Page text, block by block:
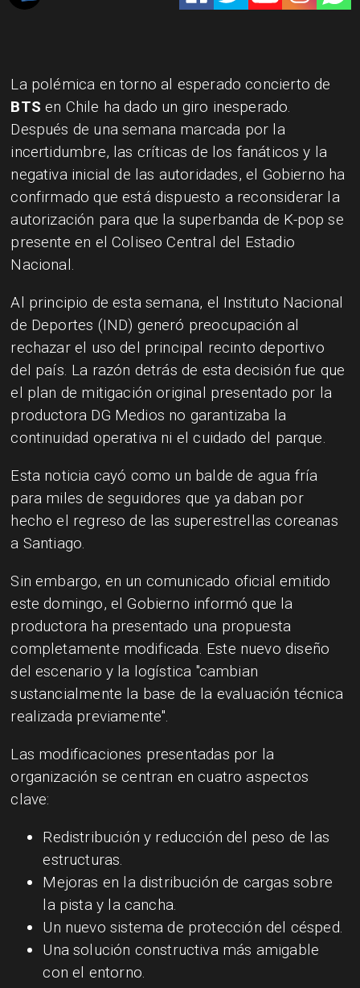
La polémica en torno al esperado concierto de
BTS en Chile ha dado un giro inesperado.
Después de una semana marcada por la
incertidumbre, las críticas de los fanáticos y la
negativa inicial de las autoridades, el Gobierno ha
confirmado que está dispuesto a reconsiderar la
autorización para que la superbanda de K-pop se
presente en el Coliseo Central del Estadio
Nacional.
Al principio de esta semana, el Instituto Nacional
de Deportes (IND) generó preocupación al
rechazar el uso del principal recinto deportivo
del país. La razón detrás de esta decisión fue que
el plan de mitigación original presentado por la
productora DG Medios no garantizaba la
continuidad operativa ni el cuidado del parque.
Esta noticia cayó como un balde de agua fría
para miles de seguidores que ya daban por
hecho el regreso de las superestrellas coreanas
a Santiago.
Sin embargo, en un comunicado oficial emitido
este domingo, el Gobierno informó que la
productora ha presentado una propuesta
completamente modificada. Este nuevo diseño
del escenario y la logística "cambian
sustancialmente la base de la evaluación técnica
realizada previamente".
Las modificaciones presentadas por la
organización se centran en cuatro aspectos
clave:
Redistribución y reducción del peso de las
estructuras.
Mejoras en la distribución de cargas sobre
la pista y la cancha.
Un nuevo sistema de protección del césped.
Una solución constructiva más amigable
con el entorno.